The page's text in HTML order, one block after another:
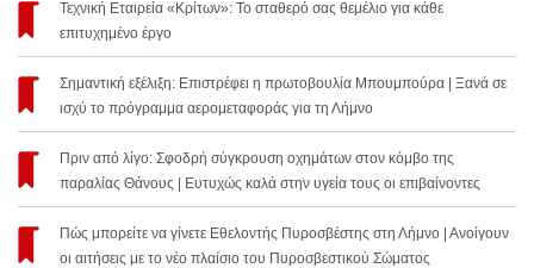
Τεχνική Εταιρεία «Κρίτων»: Το σταθερό σας θεμέλιο για κάθε
επιτυχημένο έργο
Σημαντική εξέλιξη: Επιστρέφει η πρωτοβουλία Μπουμπούρα | Ξανά σε
ισχύ το πρόγραμμα αερομεταφοράς για τη Λήμνο
Πριν από λίγο: Σφοδρή σύγκρουση οχημάτων στον κόμβο της
παραλίας Θάνους | Ευτυχώς καλά στην υγεία τους οι επιβαίνοντες
Πώς μπορείτε να γίνετε Εθελοντής Πυροσβέστης στη Λήμνο | Ανοίγουν
οι αιτήσεις με το νέο πλαίσιο του Πυροσβεστικού Σώματος